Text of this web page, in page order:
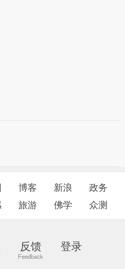
博客 新浪
政务
旅游 佛学 众测
反馈 登录